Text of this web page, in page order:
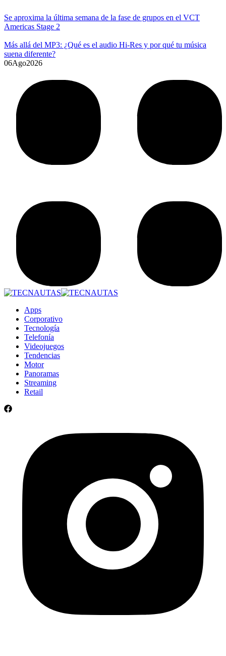
Se aproxima la última semana de la fase de grupos en el VCT
Americas Stage 2
Más allá del MP3: ¿Qué es el audio Hi-Res y por qué tu música
suena diferente?
06Ago2026
Apps
Corporativo
Tecnología
Telefonía
Videojuegos
Tendencias
Motor
Panoramas
Streaming
Retail